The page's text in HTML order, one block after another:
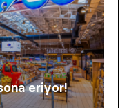
eriyor!